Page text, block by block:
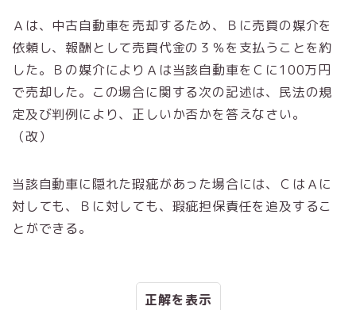
Ａは、中古自動車を売却するため、Ｂに売買の媒介を
依頼し、報酬として売買代金の３％を支払うことを約
した。Ｂの媒介によりＡは当該自動車をＣに100万円
で売却した。この場合に関する次の記述は、民法の規
定及び判例により、正しいか否かを答えなさい。
（改）
当該自動車に隠れた瑕疵があった場合には、ＣはＡに
対しても、Ｂに対しても、瑕疵担保責任を追及するこ
とができる。
正解